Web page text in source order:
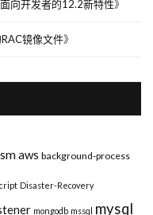
向开发者的12.2新特性》
镜像文件》
aws background-process
Disaster-Recovery
mongodb mssql mysql